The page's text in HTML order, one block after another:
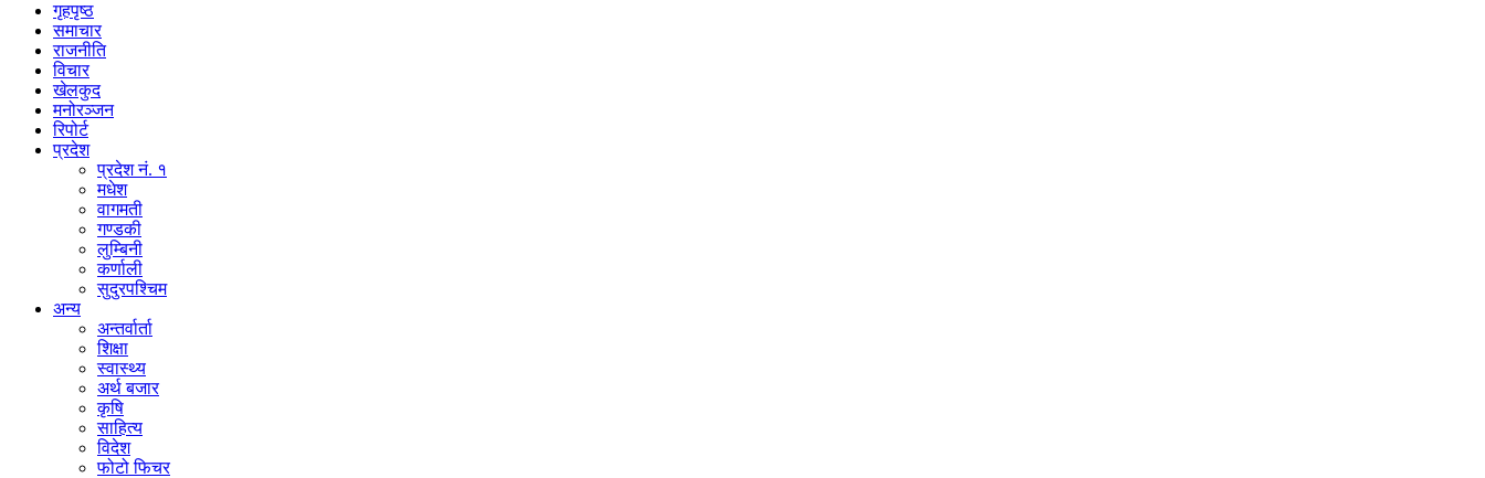
गृहपृष्ठ
समाचार
राजनीति
विचार
खेलकुद
मनोरञ्जन
रिपोर्ट
प्रदेश
प्रदेश नं. १
मधेश
वागमती
गण्डकी
लुम्बिनी
कर्णाली
सुदुरपश्चिम
अन्य
अन्तर्वार्ता
शिक्षा
स्वास्थ्य
अर्थ बजार
कृषि
साहित्य
विदेश
फोटो फिचर